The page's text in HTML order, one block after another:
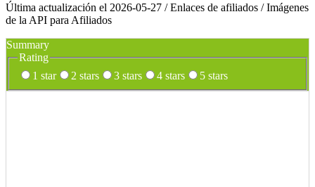
Última actualización el 2026-05-27 / Enlaces de afiliados / Imágenes
de la API para Afiliados
Summary
Rating
1 star
2 stars 3 stars 4 stars 5 stars